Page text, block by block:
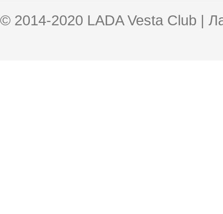
© 2014-2020 LADA Vesta Club |